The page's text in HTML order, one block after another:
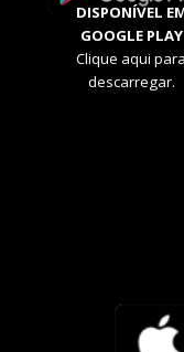
DISPONÍVEL
GOOGLE PLAY
Clique aqui para
descarregar.